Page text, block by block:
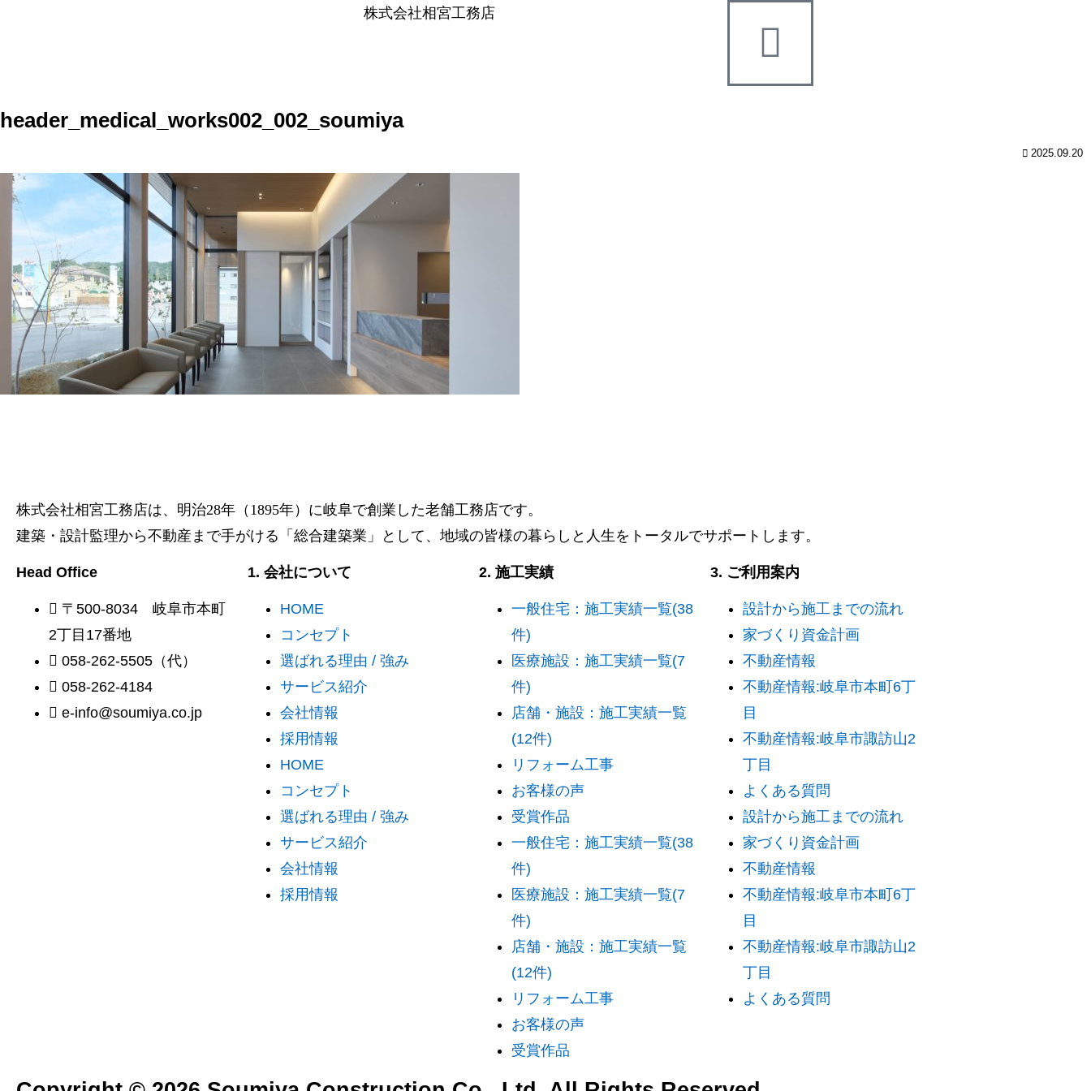
株式会社相宮工務店
header_medical_works002_002_soumiya
2025.09.20
株式会社相宮工務店は、 明治28年（1895年）に岐阜で創業した老舗工務店です。
建築・設計監理から不動産まで手がける「総合建築業」として、地域の皆様の暮らしと人生をトータルでサポートします。
Head Office
〒500-8034 岐阜市本町
2丁目17番地
058-262-5505（代）
058-262-4184
e-info@soumiya.co.jp
1. 会社について
HOME
コンセプト
選ばれる理由 / 強み
サービス紹介
会社情報
採用情報
HOME
コンセプト
選ばれる理由 / 強み
サービス紹介
会社情報
採用情報
2. 施工実績
一般住宅：施工実績一覧(38
件)
医療施設：施工実績一覧(7
件)
店舗・施設：施工実績一覧
(12件)
リフォーム工事
お客様の声
受賞作品
一般住宅：施工実績一覧(38
件)
医療施設：施工実績一覧(7
件)
店舗・施設：施工実績一覧
(12件)
リフォーム工事
お客様の声
受賞作品
3. ご利用案内
設計から施工までの流れ
家づくり資金計画
不動産情報
不動産情報:岐阜市本町6丁
目
不動産情報:岐阜市諏訪山2
丁目
よくある質問
設計から施工までの流れ
家づくり資金計画
不動産情報
不動産情報:岐阜市本町6丁
目
不動産情報:岐阜市諏訪山2
丁目
よくある質問